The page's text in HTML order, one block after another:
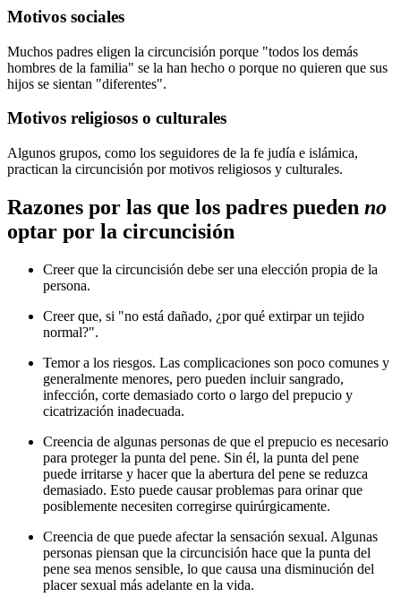
Motivos sociales
Muchos padres eligen la circuncisión porque "todos los demás
hombres de la familia" se la han hecho o porque no quieren que sus
hijos se sientan "diferentes".
Motivos religiosos o culturales
Algunos grupos, como los seguidores de la fe judía e islámica,
practican la circuncisión por motivos religiosos y culturales.
Razones por las que los padres pueden no
optar por la circuncisión
Creer que la circuncisión debe ser una elección propia de la
persona.
Creer que, si "no está dañado, ¿por qué extirpar un tejido
normal?".
Temor a los riesgos. Las complicaciones son poco comunes y
generalmente menores, pero pueden incluir sangrado,
infección, corte demasiado corto o largo del prepucio y
cicatrización inadecuada.
Creencia de algunas personas de que el prepucio es necesario
para proteger la punta del pene. Sin él, la punta del pene
puede irritarse y hacer que la abertura del pene se reduzca
demasiado. Esto puede causar problemas para orinar que
posiblemente necesiten corregirse quirúrgicamente.
Creencia de que puede afectar la sensación sexual. Algunas
personas piensan que la circuncisión hace que la punta del
pene sea menos sensible, lo que causa una disminución del
placer sexual más adelante en la vida.